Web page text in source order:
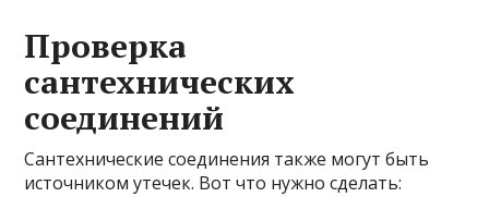
Проверка
сантехнических
соединений
Сантехнические соединения также могут быть
источником утечек. Вот что нужно сделать: